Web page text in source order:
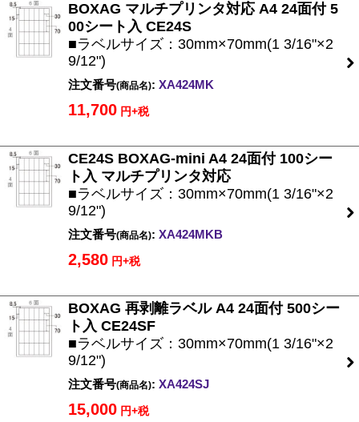
BOXAG マルチプリンタ対応 A4 24面付 5
00シート入 CE24S
■ラベルサイズ：30mm×70mm(1 3/16"×2
9/12")
注文番号(商品名): XA424MK
11,700 円+税
CE24S BOXAG-mini A4 24面付 100シー
ト入 マルチプリンタ対応
■ラベルサイズ：30mm×70mm(1 3/16"×2
9/12")
注文番号(商品名): XA424MKB
2,580 円+税
BOXAG 再剥離ラベル A4 24面付 500シー
ト入 CE24SF
■ラベルサイズ：30mm×70mm(1 3/16"×2
9/12")
注文番号(商品名): XA424SJ
15,000 円+税